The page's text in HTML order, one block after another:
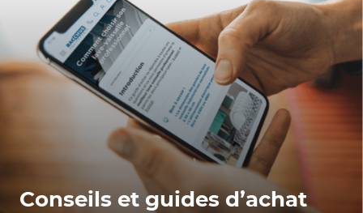
Conseils et guides d’achat